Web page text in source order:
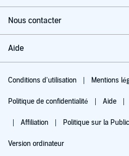
Nous contacter
Aide
Conditions d'utilisation Mentions
Politique de confidentialité Aide
Affiliation Politique sur la
Version ordinateur